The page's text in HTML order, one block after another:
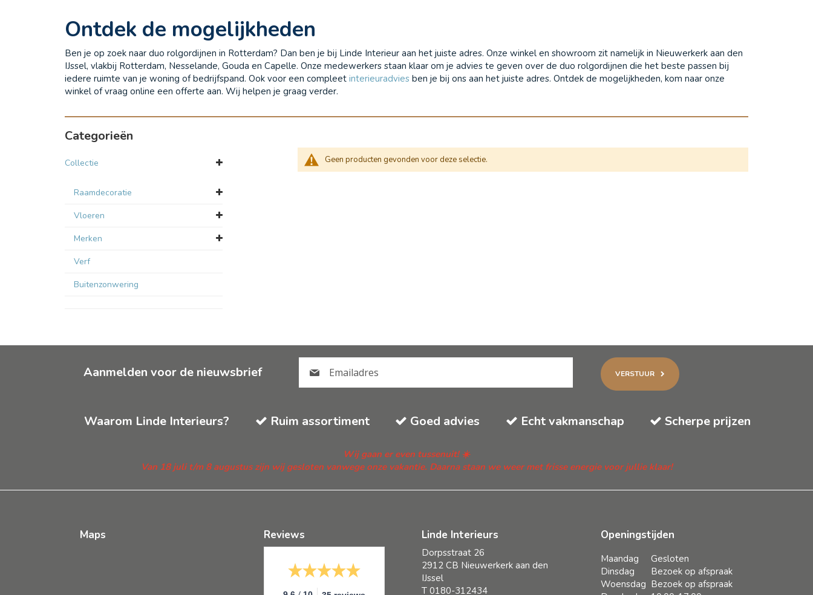
Ontdek de mogelijkheden
Ben je op zoek naar duo rolgordijnen in Rotterdam? Dan ben je bij Linde Interieur aan het juiste adres. Onze winkel en showroom zit namelijk in Nieuwerkerk aan den
IJssel, vlakbij Rotterdam, Nesselande, Gouda en Capelle. Onze medewerkers staan klaar om je advies te geven over de duo rolgordijnen die het beste passen bij
iedere ruimte van je woning of bedrijfspand. Ook voor een compleet interieuradvies ben je bij ons aan het juiste adres. Ontdek de mogelijkheden, kom naar onze
winkel of vraag online een offerte aan. Wij helpen je graag verder.
Geen producten gevonden voor deze selectie.
Categorieën
Collectie
Raamdecoratie
Vloeren
Merken
Verf
Buitenzonwering
Aanmelden voor de nieuwsbrief VERSTUUR
Waarom Linde Interieurs? Ruim assortiment Goed advies Echt vakmanschap Scherpe prijzen
Wij gaan er even tussenuit! ☀️
Van 18 juli t/m 8 augustus zijn wij gesloten vanwege onze vakantie. Daarna staan we weer met frisse energie voor jullie klaar!
Maps Reviews Linde Interieurs
Dorpsstraat 26
2912 CB Nieuwerkerk aan den
IJssel
T 0180-312434
Openingstijden
Maandag
Gesloten
Dinsdag
Bezoek op afspraak
Woensdag Bezoek op afspraak